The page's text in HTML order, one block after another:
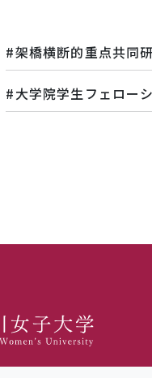
架橋横断的重点共同
大学院学生フェロー